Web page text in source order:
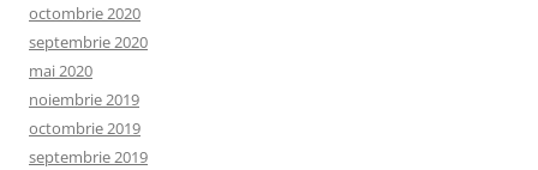
octombrie 2020
septembrie 2020
mai 2020
noiembrie 2019
octombrie 2019
septembrie 2019